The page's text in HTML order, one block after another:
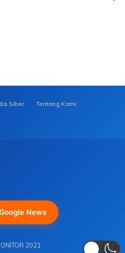
Siber
Tentang Kami
News
2021